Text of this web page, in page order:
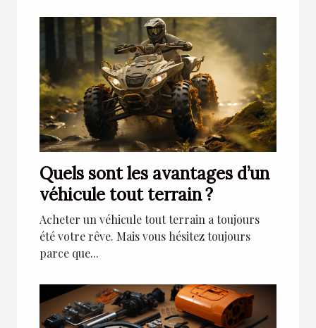
Quels sont les avantages d’un
véhicule tout terrain ?
Acheter un véhicule tout terrain a toujours
été votre rêve. Mais vous hésitez toujours
parce que...